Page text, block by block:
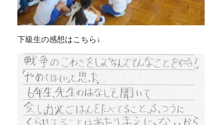
下級生の感想はこちら↓